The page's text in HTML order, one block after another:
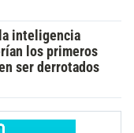
inteligencia
los primeros
ser derrotados